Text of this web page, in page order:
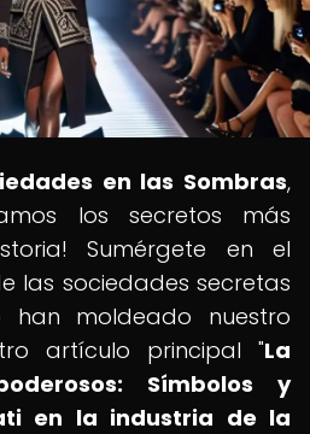
en las Sombras,
los secretos más
Sumérgete en el
las sociedades secretas
moldeado nuestro
artículo principal "La
Símbolos y
en la industria de la